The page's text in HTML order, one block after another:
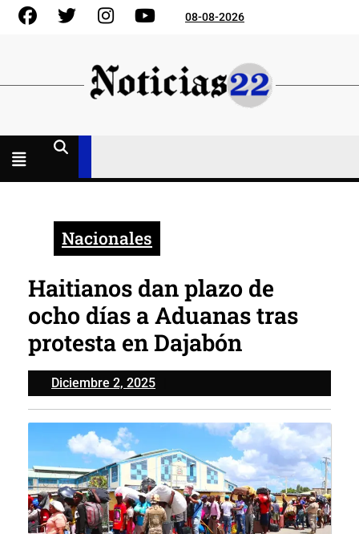
Skip
FacebookGorjeo InstagramYouTube08-08-2026
Nacionales
Haitianos dan plazo de
ocho días a Aduanas tras
protesta en Dajabón
Diciembre 2, 2025Diciembre
2,
2025